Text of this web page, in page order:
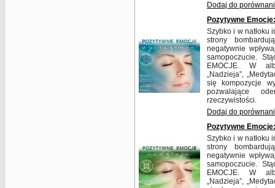
Dodaj do
Pozytywne
Szybko i w natłoku
strony
negatywnie
samopoczucie.
EMOCJE. W
„Nadzieja”,
się kompozycje
pozwalające
rzeczywistości.
Dodaj do
Pozytywne
Szybko i w natłoku
strony
negatywnie
samopoczucie.
EMOCJE. W
„Nadzieja”,